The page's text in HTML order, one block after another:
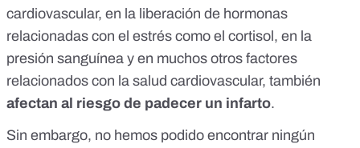
cardiovascular, en la liberación de hormonas
relacionadas con el estrés como el cortisol, en la
presión sanguínea y en muchos otros factores
relacionados con la salud cardiovascular, también
afectan al riesgo de padecer un infarto.
Sin embargo, no hemos podido encontrar ningún